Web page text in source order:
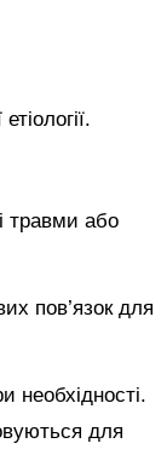
травми або
пов’язок для
необхідності.
для